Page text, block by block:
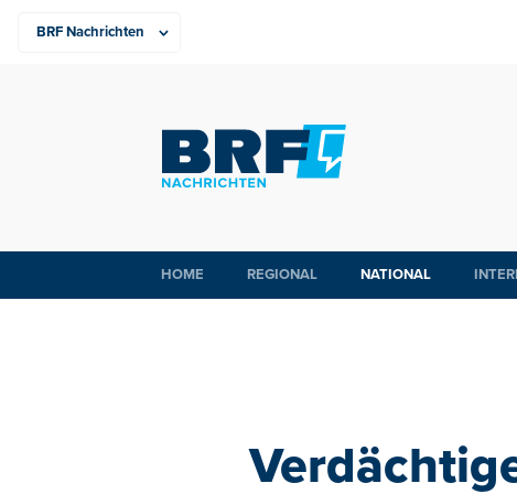
HOME REGIONAL NATIONAL